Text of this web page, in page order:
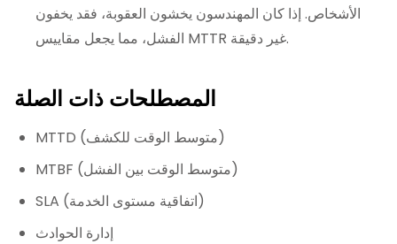
الأشخاص. إذا كان المهندسون يخشون العقوبة، فقد يخفون
الفشل، مما يجعل مقاييس MTTR غير دقيقة.
المصطلحات ذات الصلة
MTTD (متوسط الوقت للكشف)
MTBF (متوسط الوقت بين الفشل)
SLA (اتفاقية مستوى الخدمة)
إدارة الحوادث